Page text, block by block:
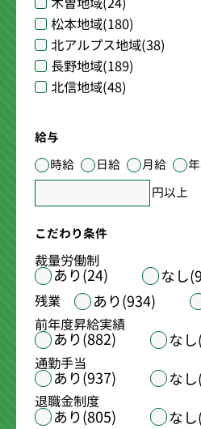
松本地域(180)
北アルプス地域(38)
長野地域(189)
北信地域(48)
給与
時給
日給 月給
円以上
こだわり条件
裁量労働制
あり(24) なし
残業 あり(934)
前年度昇給実績
あり(882) な
通勤手当
あり(937) な
退職金制度
あり(805) な